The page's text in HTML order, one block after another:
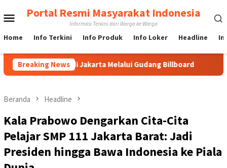
ke
Menu
Mobile
Portal Resmi Masyarakat Indonesia
Informasi Terkini dari Warga ke Warga
Home Info Terkini Info Produk Info Loker Headline
Breaking News
Billboard di Jakarta Melalui Gudang Billboard Langkah
Beranda Headline
Kala Prabowo Dengarkan Cita-Cita
Pelajar SMP 111 Jakarta Barat: Jadi
Presiden hingga Bawa Indonesia ke Piala